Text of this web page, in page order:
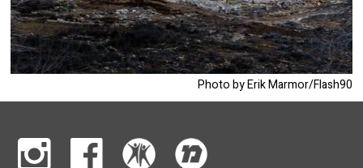
Photo by Erik Marmor/Flash90